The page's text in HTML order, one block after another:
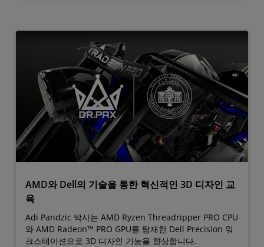
AMD와 Dell의 기술을 통한 혁신적인 3D 디자인 교
육
Adi Pandzic 박사는 AMD Ryzen Threadripper PRO CPU
와 AMD Radeon™ PRO GPU를 탑재한 Dell Precision 워
크스테이션으로 3D 디자인 기능을 향상합니다.